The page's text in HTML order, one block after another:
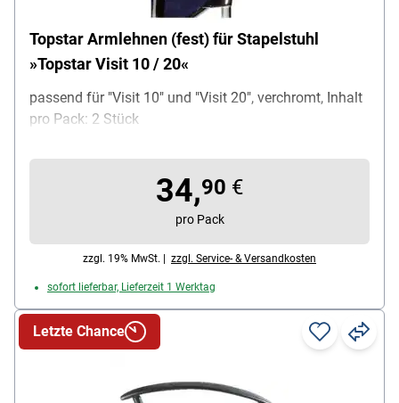
Topstar Armlehnen (fest) für Stapelstuhl
»Topstar Visit 10 / 20«
passend für "Visit 10" und "Visit 20", verchromt, Inhalt
pro Pack: 2 Stück
34,90 €
pro Pack
zzgl. 19% MwSt. | zzgl. Service- & Versandkosten
sofort lieferbar, Lieferzeit 1 Werktag
Letzte Chance